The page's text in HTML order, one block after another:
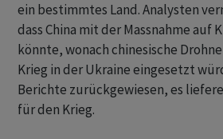
ein bestimmtes Land. Analysten
dass China mit der Massnahme auf
könnte, wonach chinesische
Krieg in der Ukraine eingesetzt
Berichte zurückgewiesen, es
für den Krieg.